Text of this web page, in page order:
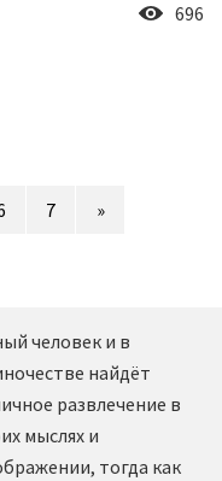
696
7 »
человек и в
найдёт
развлечение в
мыслях и
тогда как